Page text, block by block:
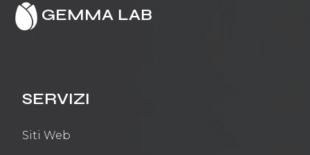
GEMMA LAB
SERVIZI
Siti Web